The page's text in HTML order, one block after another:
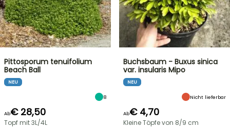
Pittosporum tenuifolium
Beach Ball
NEU
8
Ab€ 28,50
Topf mit 3L/4L
Buchsbaum - Buxus sinica
var. insularis Mipo
NEU
Nicht lieferbar
Ab€ 4,70
Kleine Töpfe von 8/9 cm